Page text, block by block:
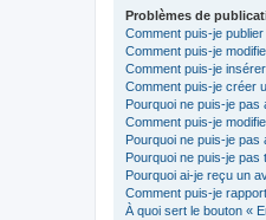
Problèmes de
Comment puis-je
Comment puis-je
Comment puis-je
Comment puis-je créer
Pourquoi ne puis-je pas
Comment puis-je
Pourquoi ne puis-je
Pourquoi ne puis-je
Pourquoi ai-je reçu un
Comment puis-je
À quoi sert le bouton «